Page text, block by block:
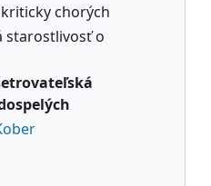
chorých
starostlivosť o